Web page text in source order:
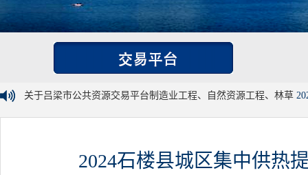
关于吕梁市公共资源交易平台制造业工程、自然资源工程、林草
2024石楼县城区集中供热